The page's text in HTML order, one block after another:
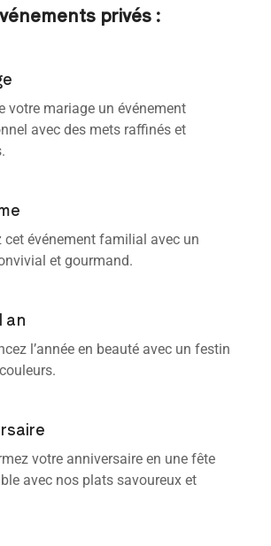
privés :
votre mariage un événement
avec des mets raffinés et
cet événement familial avec un
et gourmand.
an
l’année en beauté avec un festin
votre anniversaire en une fête
avec nos plats savoureux et